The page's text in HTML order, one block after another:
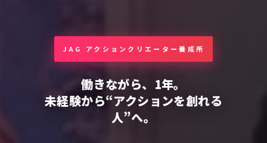
JAG アクションクリエーター養成所
働きながら、1年。
未経験から“アクションを創れる
人”へ。